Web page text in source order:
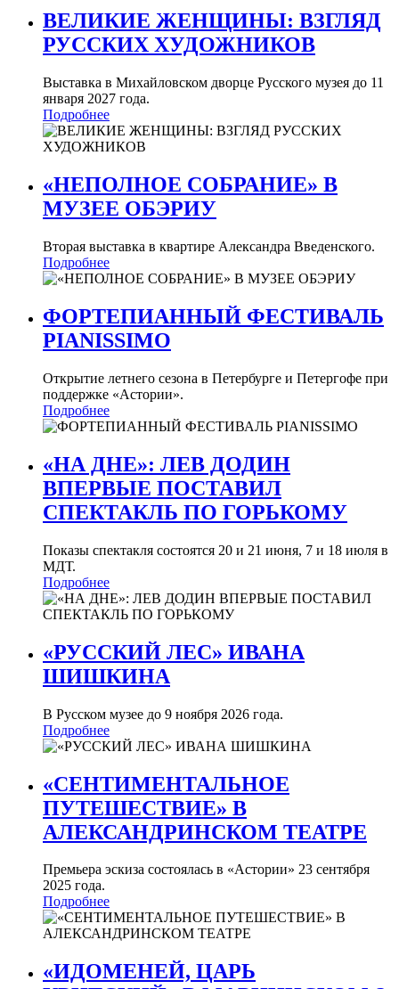
ВЕЛИКИЕ ЖЕНЩИНЫ: ВЗГЛЯД
РУССКИХ ХУДОЖНИКОВ
Выставка в Михайловском дворце Русского музея до 11
января 2027 года.
Подробнее
«НЕПОЛНОЕ СОБРАНИЕ» В
МУЗЕЕ ОБЭРИУ
Вторая выставка в квартире Александра Введенского.
Подробнее
ФОРТЕПИАННЫЙ ФЕСТИВАЛЬ
PIANISSIMO
Открытие летнего сезона в Петербурге и Петергофе при
поддержке «Астории».
Подробнее
«НА ДНЕ»: ЛЕВ ДОДИН
ВПЕРВЫЕ ПОСТАВИЛ
СПЕКТАКЛЬ ПО ГОРЬКОМУ
Показы спектакля состоятся 20 и 21 июня, 7 и 18 июля в
МДТ.
Подробнее
«РУССКИЙ ЛЕС» ИВАНА
ШИШКИНА
В Русском музее до 9 ноября 2026 года.
Подробнее
«СЕНТИМЕНТАЛЬНОЕ
ПУТЕШЕСТВИЕ» В
АЛЕКСАНДРИНСКОМ ТЕАТРЕ
Премьера эскиза состоялась в «Астории» 23 сентября
2025 года.
Подробнее
«ИДОМЕНЕЙ, ЦАРЬ